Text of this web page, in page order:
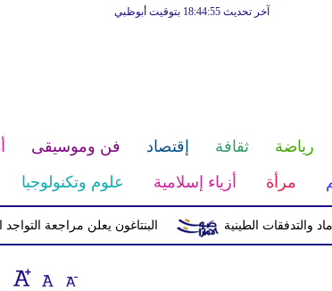
آخر تحديث 18:44:55 بتوقيت أبوظبي
رياضة ثقافة إقتصاد فن وموسيقى
مرأة أزياء إسلامية علوم وتكنولوجيا
البنتاغون يعلن مراجعة التواجد